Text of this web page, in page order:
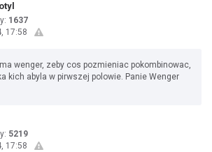
1637
17:58
wenger, zeby cos pozmieniac pokombinowac,
kich abyla w pirwszej polowie. Panie Wenger
5219
17:58